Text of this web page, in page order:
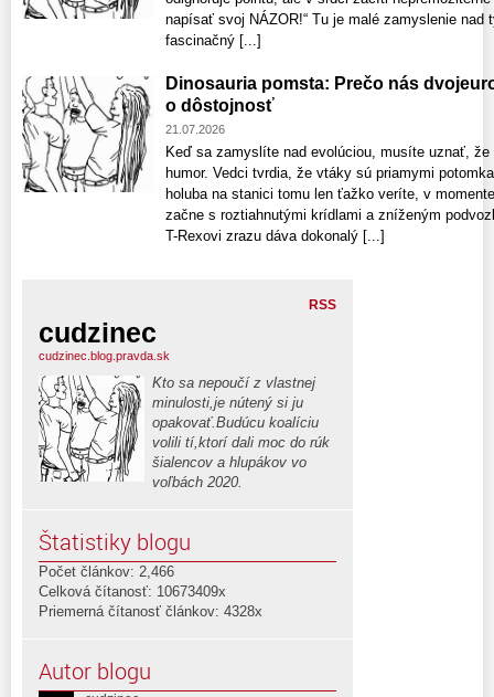
napísať svoj NÁZOR!“ Tu je malé zamyslenie
fascinačný [...]
Dinosauria pomsta: Prečo nás
o dôstojnosť
21.07.2026
Keď sa zamyslíte nad evolúciou, musíte uznať,
humor. Vedci tvrdia, že vtáky sú priamymi
holuba na stanici tomu len ťažko veríte, v
začne s roztiahnutými krídlami a zníženým
T-Rexovi zrazu dáva dokonalý [...]
RSS
cudzinec
cudzinec.blog.pravda.sk
Kto sa nepoučí z vlastnej
minulosti,je nútený si ju
opakovať.Budúcu koalíciu
volili tí,ktorí dali moc do rúk
šialencov a hlupákov vo
voľbách 2020.
Štatistiky blogu
Počet článkov: 2,466
Celková čítanosť: 10673409x
Priemerná čítanosť článkov: 4328x
Autor blogu